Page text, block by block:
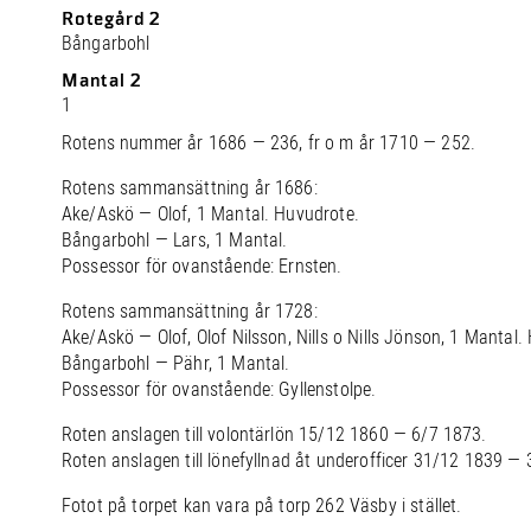
Rotegård 2
Bångarbohl
Mantal 2
1
Rotens nummer år 1686 — 236, fr o m år 1710 — 252.
Rotens sammansättning år 1686:
Ake/Askö — Olof, 1 Mantal. Huvudrote.
Bångarbohl — Lars, 1 Mantal.
Possessor för ovanstående: Ernsten.
Rotens sammansättning år 1728:
Ake/Askö — Olof, Olof Nilsson, Nills o Nills Jönson, 1 Mantal.
Bångarbohl — Pähr, 1 Mantal.
Possessor för ovanstående: Gyllenstolpe.
Roten anslagen till volontärlön 15/12 1860 — 6/7 1873.
Roten anslagen till lönefyllnad åt underofficer 31/12 1839 —
Fotot på torpet kan vara på torp 262 Väsby i stället.